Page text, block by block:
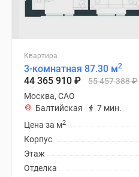
Квартира
3-комнатная 87.30 м2
44 365 910 ₽ 55 457 388₽
Москва, САО
Балтийская
7 мин.
Цена за м2
Корпус
Этаж
Отделка